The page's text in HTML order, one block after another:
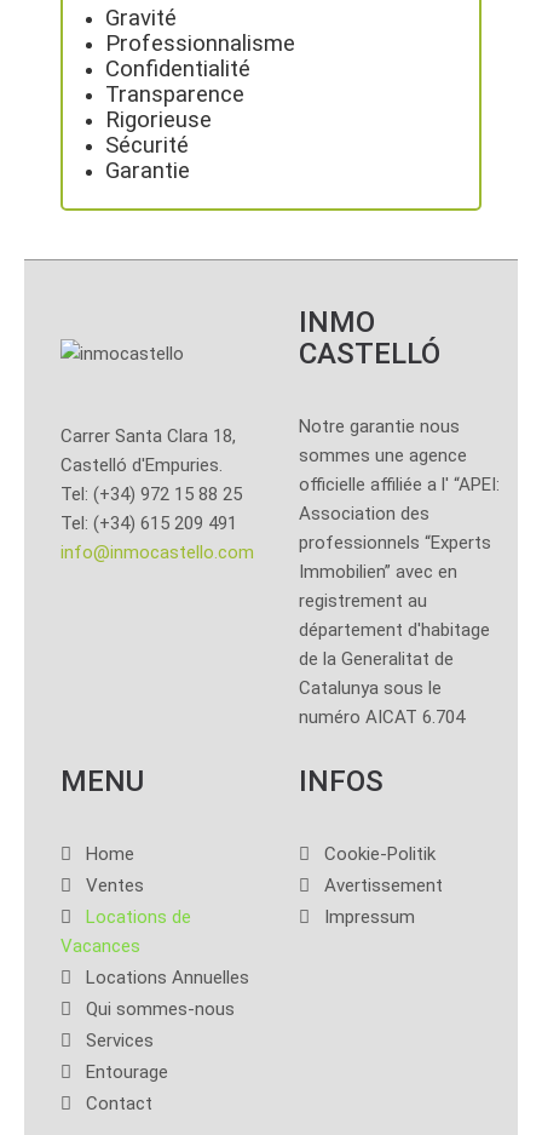
Gravité
Professionnalisme
Confidentialité
Transparence
Rigorieuse
Sécurité
Garantie
Carrer Santa Clara 18,
Castelló d'Empuries.
Tel: (+34) 972 15 88 25
Tel: (+34) 615 209 491
info@inmocastello.com
INMO
CASTELLÓ
Notre garantie nous
sommes une agence
officielle affiliée a l' “APEI:
Association des
professionnels “Experts
Immobilien” avec en
registrement au
département d'habitage
de la Generalitat de
Catalunya sous le
numéro AICAT 6.704
MENU
Home
Ventes
Locations de
Vacances
Locations Annuelles
Qui sommes-nous
Services
Entourage
Contact
INFOS
Cookie-Politik
Avertissement
Impressum